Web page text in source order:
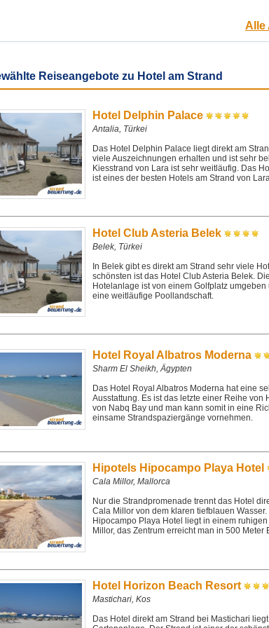
Alle
Reiseangebote zu Hotel am Strand
Hotel Delphin Palace
Antalia, Türkei
Das Hotel Delphin Palace liegt direkt am
viele Auszeichnungen erhalten und ist sehr
Kiesstrand von Lara ist sehr weitläufig. Das
ist eines der besten Hotels am Strand von
Hotel Club Asteria Belek
Belek, Türkei
In Belek gibt es direkt am Strand sehr viele
schönsten ist das Hotel Club Asteria Belek.
Hotelanlage ist von einem Golfplatz umgeben
eine weitläufige Poollandschaft.
Hotel Royal Albatros Moderna
Sharm El Sheikh, Ägypten
Das Hotel Royal Albatros Moderna hat eine
Ausstattung. Es ist das letzte einer Reihe von
von Nabq Bay und man kann somit in eine
einsame Strandspaziergänge vornehmen.
Hipotels Hipocampo Playa Hotel
Cala Millor, Mallorca
Nur die Strandpromenade trennt das Hotel
Cala Millor von dem klaren tiefblauen
Hipocampo Playa Hotel liegt in einem
Millor, das Zentrum erreicht man in 500 Meter
Hotel Horizon Beach Resort
Mastichari, Kos
Das Hotel direkt am Strand bei Mastichari